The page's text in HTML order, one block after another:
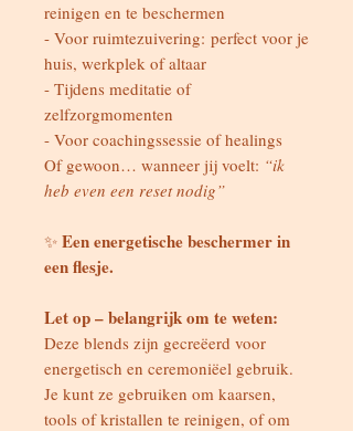
reinigen en te beschermen
- Voor ruimtezuivering: perfect voor je
huis, werkplek of altaar
- Tijdens meditatie of
zelfzorgmomenten
- Voor coachingssessie of healings
Of gewoon… wanneer jij voelt: “ik
heb even een reset nodig”
✨ Een energetische beschermer in
een flesje.
Let op – belangrijk om te weten:
Deze blends zijn gecreëerd voor
energetisch en ceremoniëel gebruik.
Je kunt ze gebruiken om kaarsen,
tools of kristallen te reinigen, of om